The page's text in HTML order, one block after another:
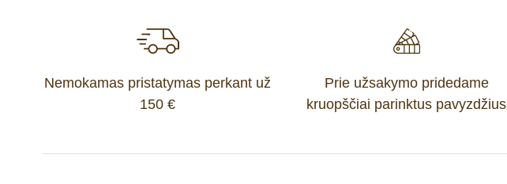
Nemokamas pristatymas perkant už
150 €
Prie užsakymo pridedame
kruopščiai parinktus pavyzdžius